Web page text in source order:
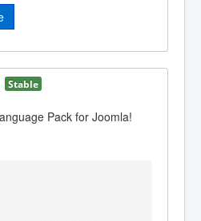
Stable
Pack for Joomla!